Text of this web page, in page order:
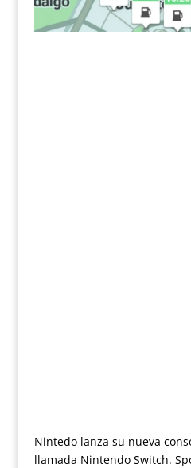
Nintedo lanza su nueva
llamada Nintendo Switch.